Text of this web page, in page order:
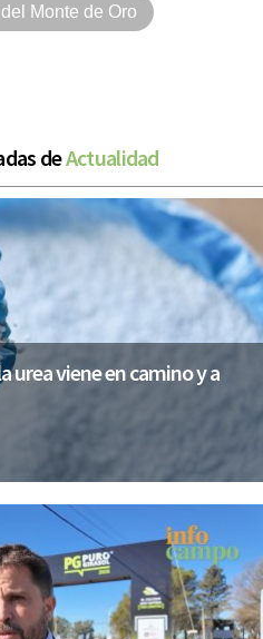
Monte de Oro
deActualidad
urea viene en camino y a